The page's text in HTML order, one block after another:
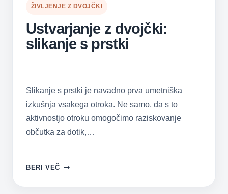
ŽIVLJENJE Z DVOJČKI
Ustvarjanje z dvojčki:
slikanje s prstki
Slikanje s prstki je navadno prva umetniška
izkušnja vsakega otroka. Ne samo, da s to
aktivnostjo otroku omogočimo raziskovanje
občutka za dotik,…
BERI VEČ USTVARJANJE
DVOJČKI: